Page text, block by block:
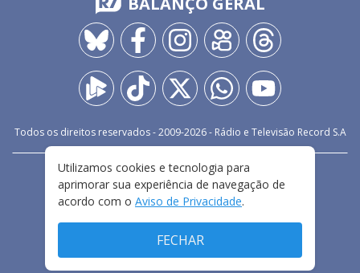
Todos os direitos reservados - 2009-2026- Rádio e Televisão Record S.A
FALE CONOSCO
PRIVACIDADE
TERMOS E CONDIÇÕES DE USO
Utilizamos cookies e tecnologia para
aprimorar sua experiência de navegação de
acordo com o Aviso de Privacidade.
FECHAR